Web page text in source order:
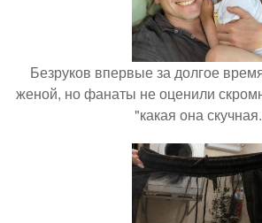
Безруков впервые за долгое
женой, но фанаты не оценили
"какая она скучная.